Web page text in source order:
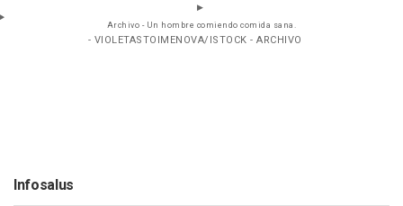
Archivo - Un hombre comiendo comida sana.
- VIOLETASTOIMENOVA/ISTOCK - ARCHIVO
Infosalus